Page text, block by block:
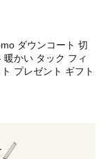
ダウンコート 切
かい タック フィ
プレゼント ギフト